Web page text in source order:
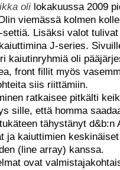
oli lokakuussa 2009
viemässä kolmen
settiä. Lisäksi valot
J-series.
kaiutinryhmiä oli
front fillit myös
siis riittämiin.
ratkaisee pitkälti
sille, että homma
tähystänyt
ja kaiuttimien
(line array) kanssa.
ovat